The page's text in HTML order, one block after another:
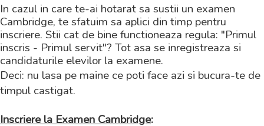
In cazul in care te-ai hotarat sa sustii un examen
Cambridge, te sfatuim sa aplici din timp pentru
inscriere. Stii cat de bine functioneaza regula: "Primul
inscris - Primul servit"? Tot asa se inregistreaza si
candidaturile elevilor la examene.
Deci: nu lasa pe maine ce poti face azi si bucura-te de
timpul castigat.
Inscriere la Examen Cambridge: